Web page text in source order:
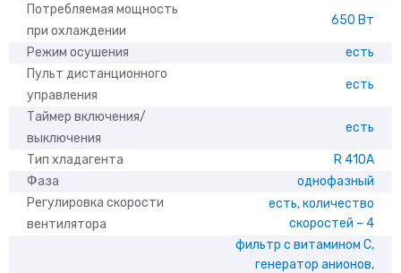
Потребляемая мощность
при охлаждении
650 Вт
Режим осушения
есть
Пульт дистанционного
управления
есть
Таймер включения/
выключения
есть
Тип хладагента
R 410A
Фаза
однофазный
Регулировка скорости
вентилятора
есть, количество
скоростей – 4
фильтр с витамином С,
генератор анионов,